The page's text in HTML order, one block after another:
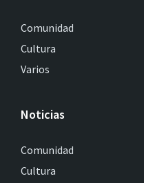
Comunidad
Cultura
Varios
Noticias
Comunidad
Cultura